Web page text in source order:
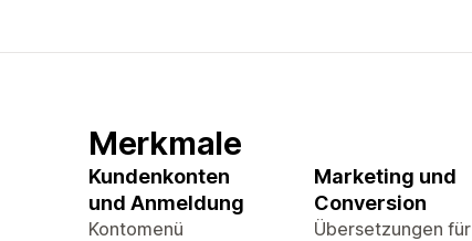
Merkmale
Kundenkonten
und Anmeldung
Kontomenü
Marketing und
Conversion
Übersetzungen für